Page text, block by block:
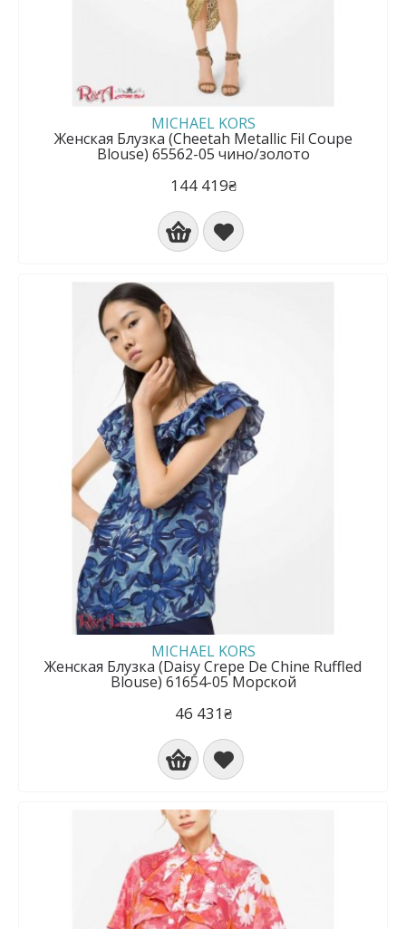
MICHAEL KORS
Женская Блузка (Cheetah Metallic Fil Coupe
Blouse) 65562-05 чино/золото
144 419₴
MICHAEL KORS
Женская Блузка (Daisy Crepe De Chine Ruffled
Blouse) 61654-05 Морской
46 431₴